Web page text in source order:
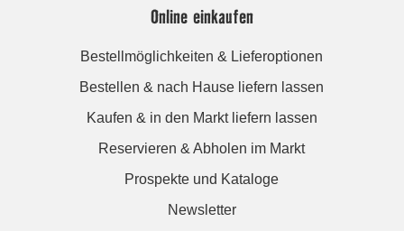
Online einkaufen
Bestellmöglichkeiten & Lieferoptionen
Bestellen & nach Hause liefern lassen
Kaufen & in den Markt liefern lassen
Reservieren & Abholen im Markt
Prospekte und Kataloge
Newsletter